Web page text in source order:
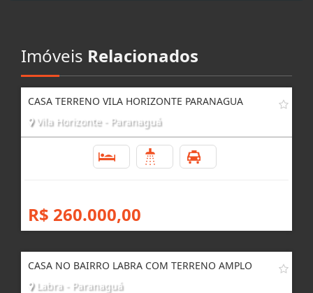
Imóveis Relacionados
CASA TERRENO VILA HORIZONTE PARANAGUA
Vila Horizonte - Paranaguá
R$ 260.000,00
CASA NO BAIRRO LABRA COM TERRENO AMPLO
Labra - Paranaguá